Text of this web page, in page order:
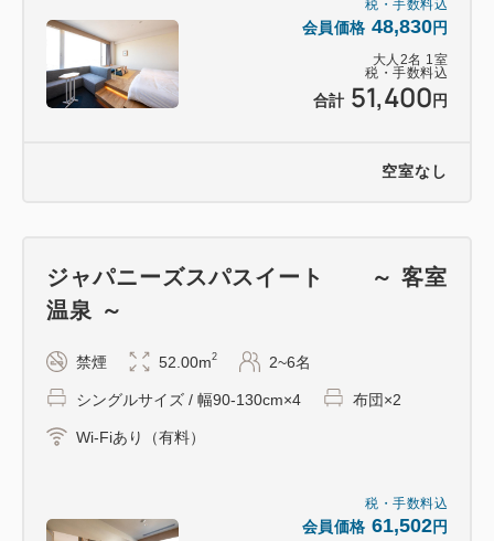
きなお荷物などありましたら先にお立ち寄りくださ
車…大分自動車道「別府IC」から車で約15分
5室以上のグループ、10名以上のグループ、または当
ホテルが団体とみなした場合はご予約者様にお問い合
わせすることがございます。
〈団体予約キャンセルポリシー：28日前～＝10％、7
税・手数料込
会員価格 48,830円
大人 2名 1 室
税・手数料込
合計 51,400 円
空室なし
税・手数料込
会員価格 61,502円
ジャパニーズスパスイート ～ 客室
温泉 ～
禁煙 52.00m2 2~6名
シングルサイズ / 幅90-130cm×4 布団×2
Wi-Fiあり（有料）